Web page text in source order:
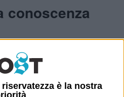
è la nostra
conoscenza
giorni fa sui dati Irpef che
Italia i lavoratori dipendenti
di lavoro: ce li avevano
sono un po’ più